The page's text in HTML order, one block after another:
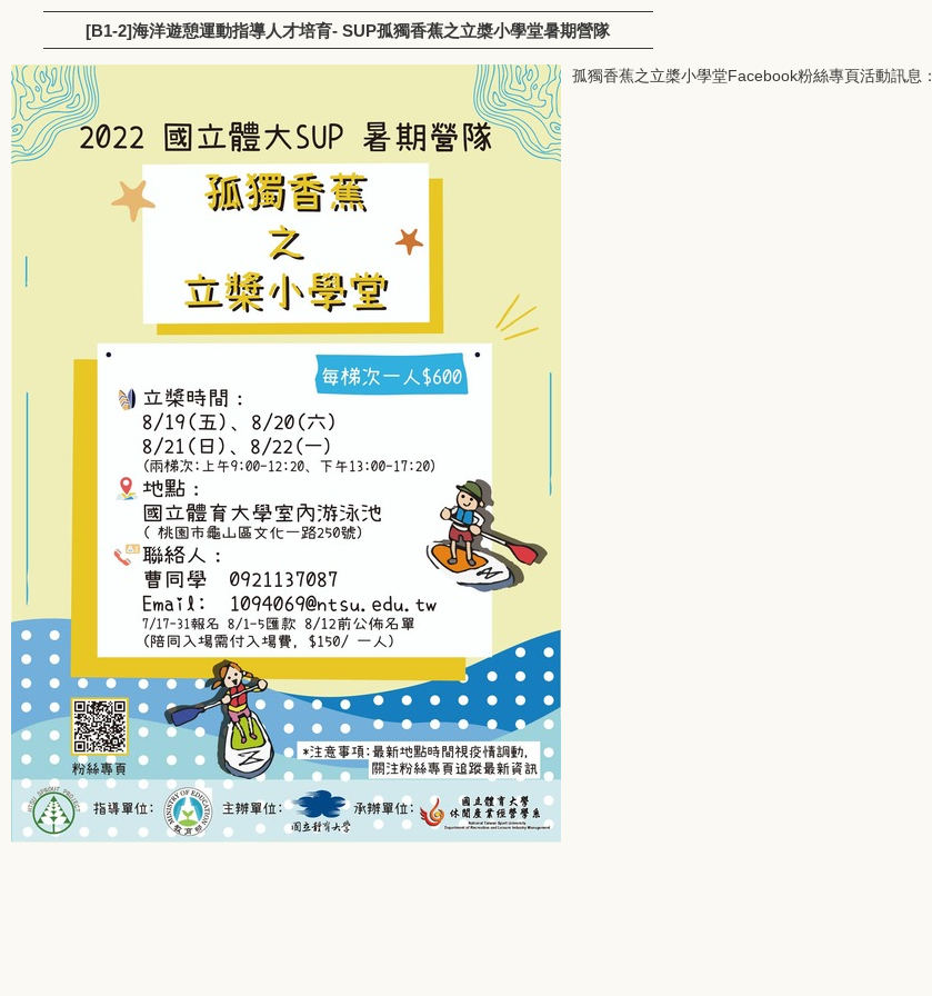
[B1-2]海洋遊憩運動指導人才培育- SUP孤獨香蕉之立槳小學堂暑期營隊
孤獨香蕉之立槳小學堂Facebook粉絲專頁活動訊息：